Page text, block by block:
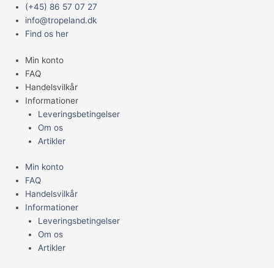
indholdet
(+45) 86 57 07 27
info@tropeland.dk
Find os her
Min konto
FAQ
Handelsvilkår
Informationer
Leveringsbetingelser
Om os
Artikler
Min konto
FAQ
Handelsvilkår
Informationer
Leveringsbetingelser
Om os
Artikler
Main
Menu
Channa
aurantimaculata
25
antal